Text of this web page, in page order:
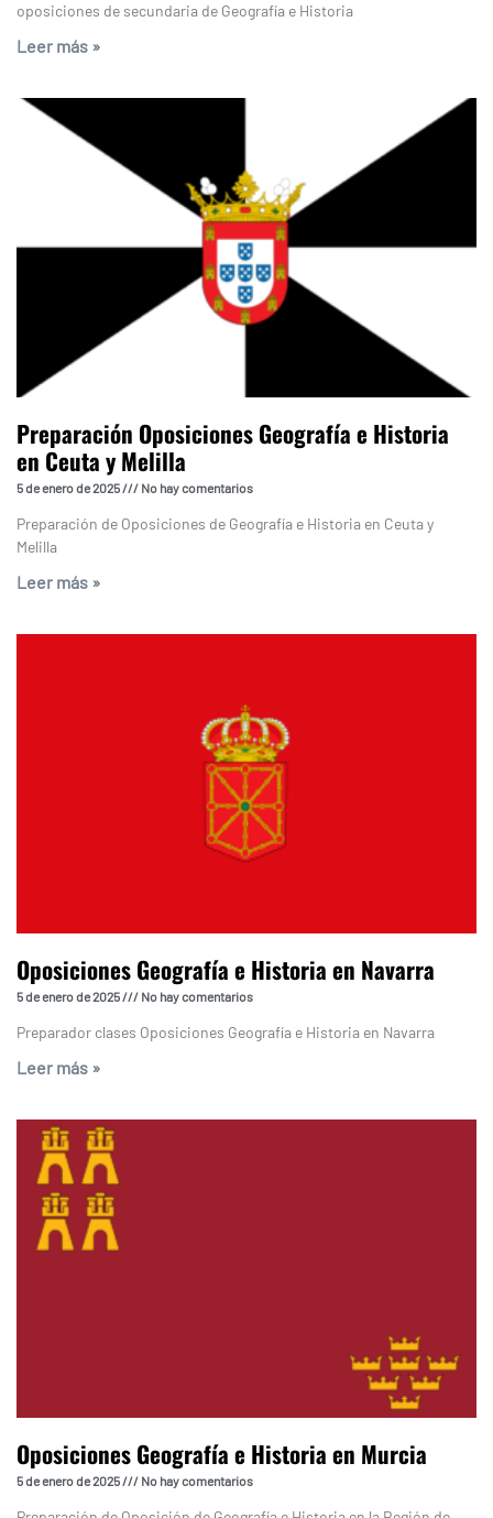
oposiciones de secundaria de Geografía e Historia
Leer más »
Preparación Oposiciones Geografía e Historia
en Ceuta y Melilla
5 de enero de 2025 No hay comentarios
Preparación de Oposiciones de Geografía e Historia en Ceuta y
Melilla
Leer más »
Oposiciones Geografía e Historia en Navarra
5 de enero de 2025 No hay comentarios
Preparador clases Oposiciones Geografía e Historia en Navarra
Leer más »
Oposiciones Geografía e Historia en Murcia
5 de enero de 2025 No hay comentarios